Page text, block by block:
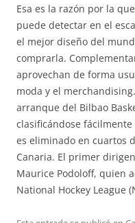
Esa es la razón por la
puede detectar en el
el mejor diseño del
comprarla.
aprovechan de forma
moda y el
arranque del Bilbao
clasificándose
es eliminado en cuartos
Canaria. El primer
Maurice Podoloff, quien
National Hockey League